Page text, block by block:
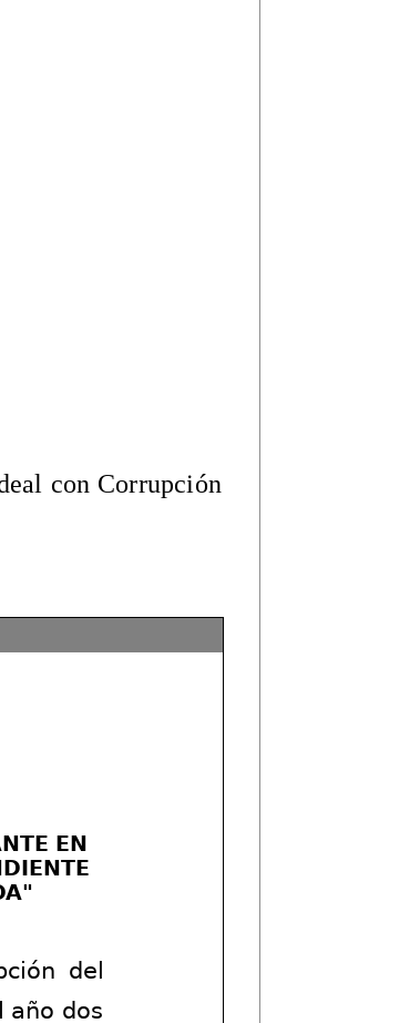
con Corrupción